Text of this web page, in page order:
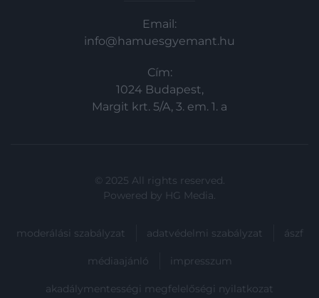
Email:
info@hamuesgyemant.hu
Cím:
1024 Budapest,
Margit krt. 5/A, 3. em. 1. a
© 2025 All rights reserved.
Powered by HG Media.
moderálási szabályzat adatvédelmi szabályzat ászf
médiaajánló impresszum
akadálymentességi megfelelőségi nyilatkozat